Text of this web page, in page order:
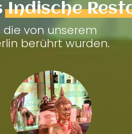
Indische
von unserem
berührt wurden.